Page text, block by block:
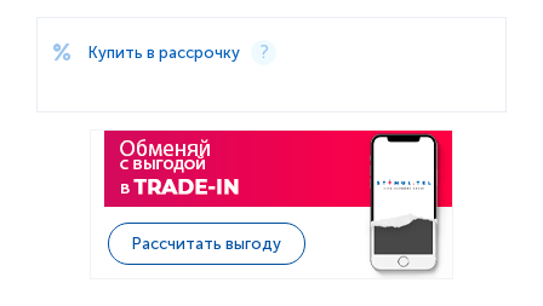
Купить в рассрочку
Рассчитать выгоду